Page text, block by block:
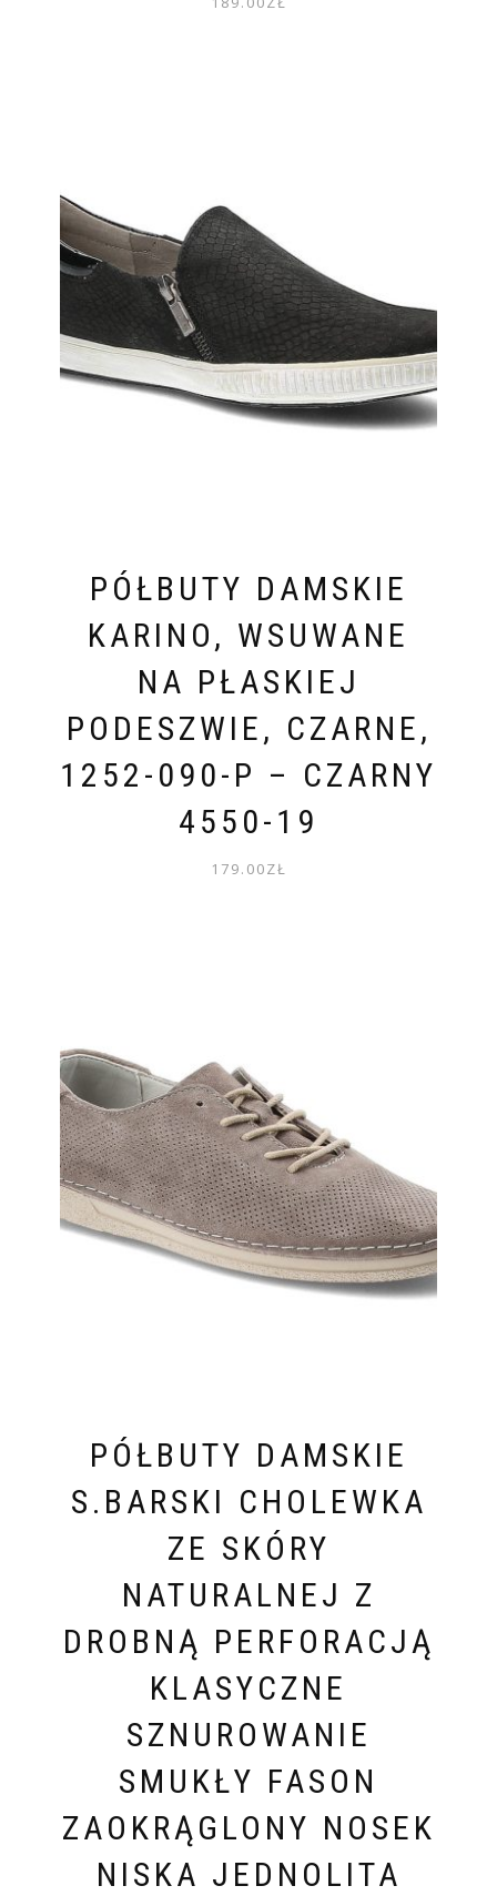
PÓŁBUTY DAMSKIE
KARINO, WSUWANE
NA PŁASKIEJ
PODESZWIE, CZARNE,
1252-090-P – CZARNY
4550-19
179.00ZŁ
PÓŁBUTY DAMSKIE
S.BARSKI CHOLEWKA
ZE SKÓRY
NATURALNEJ Z
DROBNĄ PERFORACJĄ
KLASYCZNE
SZNUROWANIE
SMUKŁY FASON
ZAOKRĄGLONY NOSEK
NISKA JEDNOLITA